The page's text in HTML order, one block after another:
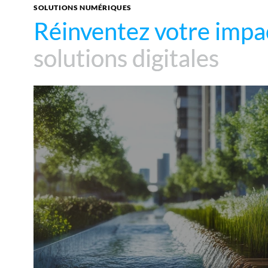
SOLUTIONS NUMÉRIQUES
Réinventez votre
solutions digitales
Réinventez votre
solutions digitales
Mopthycs